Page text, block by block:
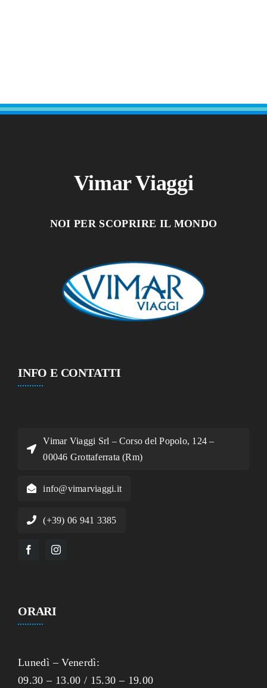
Vimar Viaggi
NOI PER SCOPRIRE IL MONDO
INFO E CONTATTI
Vimar Viaggi Srl – Corso del Popolo, 124 –
00046 Grottaferrata (Rm)
info@vimarviaggi.it
(+39) 06 941 3385
ORARI
Lunedì – Venerdì:
09.30 – 13.00 / 15.30 – 19.00